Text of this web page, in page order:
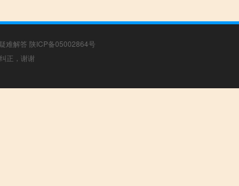
疑难解答 陕ICP备05002864号
正，谢谢